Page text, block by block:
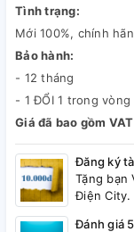
Tình trạng:
Mới 100%, chính
Bảo hành:
- 12 tháng
- 1 ĐỔI 1 trong
Giá đã bao gồm VAT
Đăng ký
Tặng bạn
Điện City.
Đánh giá